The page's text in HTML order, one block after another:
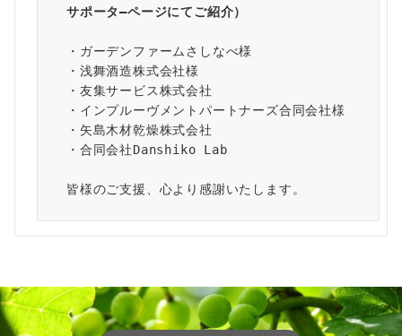
サポータ―ページにてご紹介）
・ガーデンファームさしなべ様
・浅舞酒造株式会社様
・友集サービス株式会社
・インプルーヴメントパートナーズ合同会社様
・矢島木材乾燥株式会社
・合同会社Danshiko Lab
皆様のご支援、心より感謝いたします。